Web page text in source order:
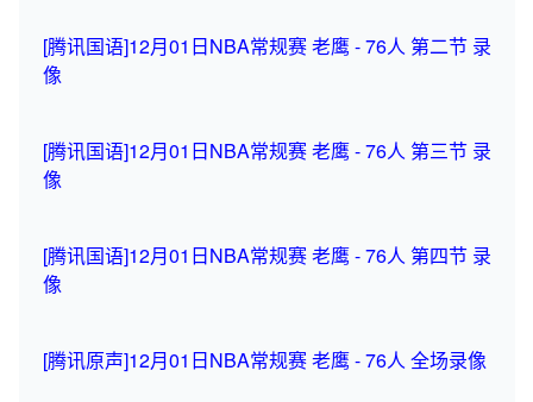
[腾讯国语]12月01日NBA常规赛 老鹰 - 76人 第二节 录
像
[腾讯国语]12月01日NBA常规赛 老鹰 - 76人 第三节 录
像
[腾讯国语]12月01日NBA常规赛 老鹰 - 76人 第四节 录
像
[腾讯原声]12月01日NBA常规赛 老鹰 - 76人 全场录像